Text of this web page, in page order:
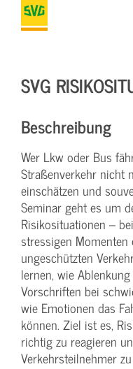
SVG
Beschreibung
Wer Lkw oder Bus
Straßenverkehr nicht
einschätzen und
Seminar geht es um
Risikosituationen –
stressigen
ungeschützten
lernen, wie
Vorschriften bei
wie Emotionen das
können. Ziel ist es,
richtig zu reagieren
Verkehrsteilnehmer